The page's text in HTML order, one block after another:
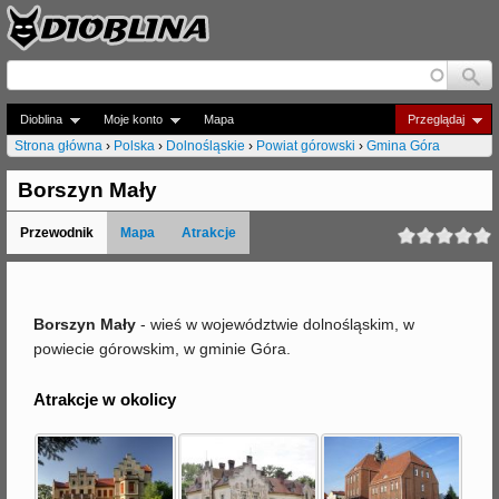
Jump to navigation
Dioblina Moje konto Przeglądaj
Mapa
J
e
s
Strona główna › Polska › Dolnośląskie › Powiat górowski › Gmina Góra
Borszyn Mały
Przewodnik Mapa Atrakcje
Borszyn Mały - wieś w województwie dolnośląskim, w
powiecie górowskim, w gminie Góra.
Atrakcje w okolicy